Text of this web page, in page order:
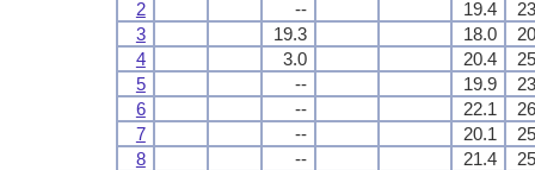
2
-- 19.4
3
19.3 18.0
4
3.0 20.4
5
-- 19.9
6
-- 22.1
7
-- 20.1
8
-- 21.4
2
-- 19.4
3
19.3 18.0
4
3.0 20.4
5
-- 19.9
6
-- 22.1
7
-- 20.1
8
-- 21.4
2
-- 19.4
3
19.3 18.0
4
3.0 20.4
5
-- 19.9
6
-- 22.1
7
-- 20.1
8
-- 21.4
2
-- 19.4
3
19.3 18.0
4
3.0 20.4
5
-- 19.9
6
-- 22.1
7
-- 20.1
8
-- 21.4